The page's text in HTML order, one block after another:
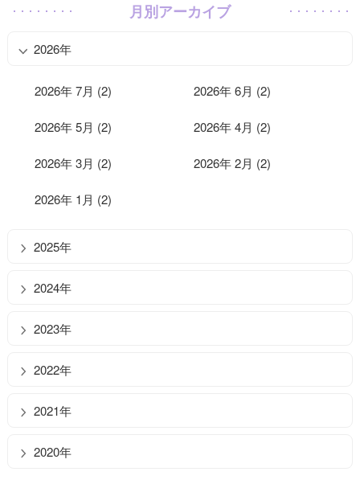
月別アーカイブ
2026年
2026年 7月 (2) 2026年 6月 (2)
2026年 5月 (2) 2026年 4月 (2)
2026年 3月 (2) 2026年 2月 (2)
2026年 1月 (2)
2025年
2024年
2023年
2022年
2021年
2020年